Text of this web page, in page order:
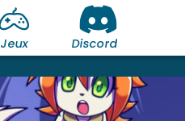
Jeux Discord